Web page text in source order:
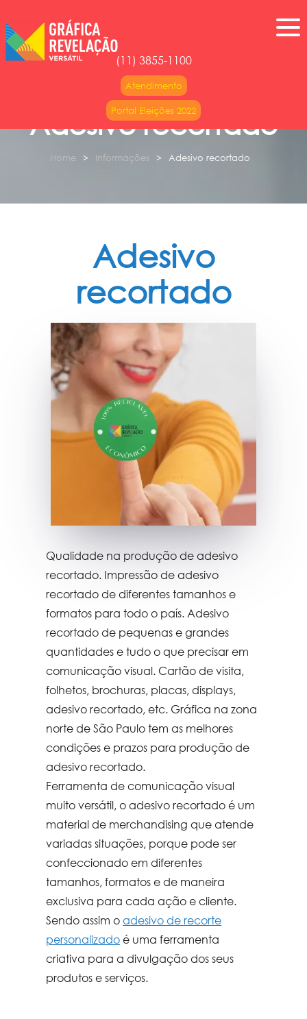
(11) 3855-1100
Atendimento
Portal Eleições 2022
Adesivo recortado
Home Informações Adesivo recortado
Adesivo
recortado
Qualidade na produção deadesivo
recortado. Impressão deadesivo
recortado de diferentes tamanhos e
formatos para todo o país. Adesivo
recortado de pequenas e grandes
quantidades e tudo o que precisar em
comunicação visual. Cartão de visita,
folhetos, brochuras, placas, displays,
adesivo recortado, etc. Gráfica na zona
norte de São Paulo tem as melhores
condições e prazos para produção de
adesivo recortado.
Ferramenta de comunicação visual
muito versátil, oadesivo recortado é um
material de merchandising que atende
variadas situações, porque pode ser
confeccionado em diferentes
tamanhos, formatos e de maneira
exclusiva para cada ação e cliente.
Sendo assim oadesivo de recorte
personalizado é uma ferramenta
criativa para a divulgação dos seus
produtos e serviços.